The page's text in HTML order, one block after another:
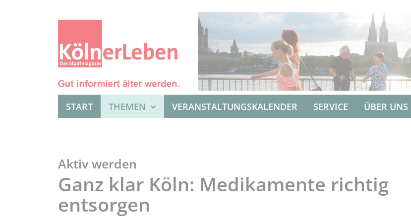
START THEMEN VERANSTALTUNGSKALENDER SERVICE ÜBER UNS
Aktiv werden
Ganz klar Köln: Medikamente richtig
entsorgen